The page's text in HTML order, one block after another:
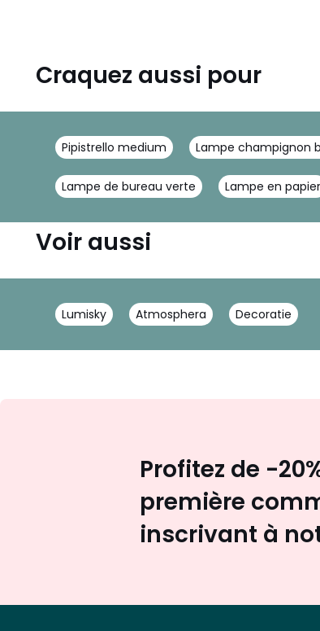
Craquez aussi pour
Pipistrello medium Lampe champignon
Lampe de bureau verte Lampe en papier
Voir aussi
Lumisky Atmosphera Decoratie
Profitez de -
première
inscrivant à